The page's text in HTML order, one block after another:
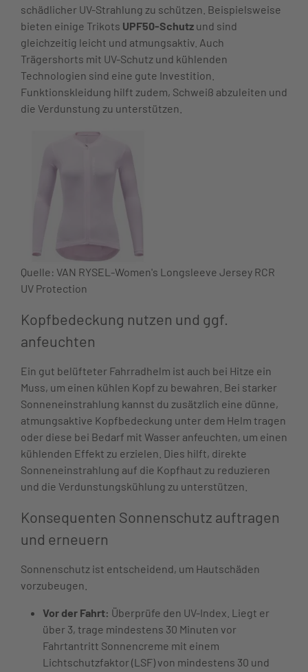
schädlicher UV-Strahlung zu schützen. Beispielsweise
bieten einige Trikots UPF50-Schutz und sind
gleichzeitig leicht und atmungsaktiv. Auch
Trägershorts mit UV-Schutz und kühlenden
Technologien sind eine gute Investition.
Funktionskleidung hilft zudem, Schweiß abzuleiten und
die Verdunstung zu unterstützen.
Quelle: VAN RYSEL-Women's Longsleeve Jersey RCR
UV Protection
Kopfbedeckung nutzen und ggf.
anfeuchten
Ein gut belüfteter Fahrradhelm ist auch bei Hitze ein
Muss, um einen kühlen Kopf zu bewahren. Bei starker
Sonneneinstrahlung kannst du zusätzlich eine dünne,
atmungsaktive Kopfbedeckung unter dem Helm tragen
oder diese bei Bedarf mit Wasser anfeuchten, um einen
kühlenden Effekt zu erzielen. Dies hilft, direkte
Sonneneinstrahlung auf die Kopfhaut zu reduzieren
und die Verdunstungskühlung zu unterstützen.
Konsequenten Sonnenschutz auftragen
und erneuern
Sonnenschutz ist entscheidend, um Hautschäden
vorzubeugen.
Vor der Fahrt: Überprüfe den UV-Index. Liegt er
über 3, trage mindestens 30 Minuten vor
Fahrtantritt Sonnencreme mit einem
Lichtschutzfaktor (LSF) von mindestens 30 und